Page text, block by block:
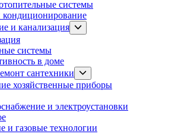
системы
и канализация
Show
sub
системы
в доме
сантехники
sub
menu
хозяйственные приборы
и электроустановки
и газовые технологии